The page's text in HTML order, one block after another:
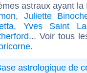
astraux ayant
, Juliette
, Yves Saint
... Voir tous
.
astrologique de